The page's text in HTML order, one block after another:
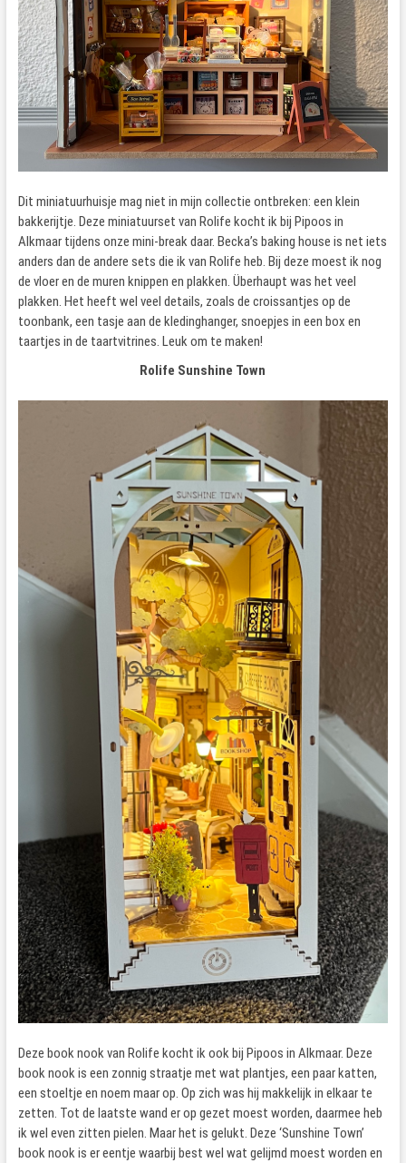
Dit miniatuurhuisje mag niet in mijn collectie ontbreken: een klein
bakkerijtje. Deze miniatuurset van Rolife kocht ik bij Pipoos in
Alkmaar tijdens onze mini-break daar. Becka’s baking house is net iets
anders dan de andere sets die ik van Rolife heb. Bij deze moest ik nog
de vloer en de muren knippen en plakken. Überhaupt was het veel
plakken. Het heeft wel veel details, zoals de croissantjes op de
toonbank, een tasje aan de kledinghanger, snoepjes in een box en
taartjes in de taartvitrines. Leuk om te maken!
Rolife Sunshine Town
Deze book nook van Rolife kocht ik ook bij Pipoos in Alkmaar. Deze
book nook is een zonnig straatje met wat plantjes, een paar katten,
een stoeltje en noem maar op. Op zich was hij makkelijk in elkaar te
zetten. Tot de laatste wand er op gezet moest worden, daarmee heb
ik wel even zitten pielen. Maar het is gelukt. Deze ‘Sunshine Town’
book nook is er eentje waarbij best wel wat gelijmd moest worden en